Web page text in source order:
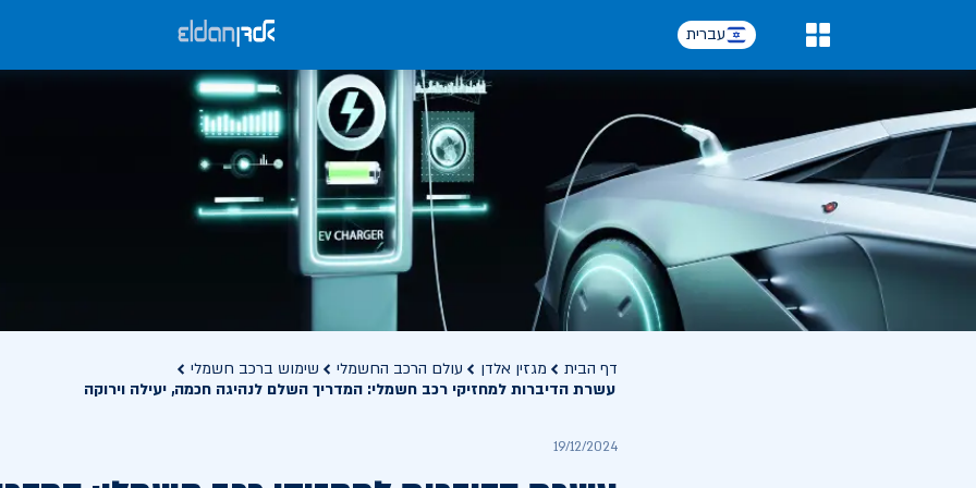
עברית
דף הבית מגזין אלדן עולם הרכב החשמלי
שימוש ברכב חשמלי
עשרת הדיברות למחזיקי רכב חשמלי: המדריך השלם לנהיגה חכמה, יעילה וירוקה
19/12/2024